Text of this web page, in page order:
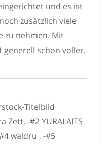
und es ist
zusätzlich viele
zu nehmen. Mit
generell schon voller.
Titelbild
Zett, -#2 YURALAITS
waldru , -#5